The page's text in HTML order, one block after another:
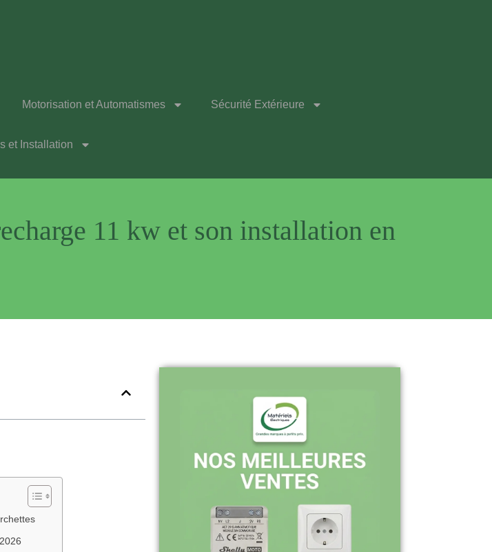
Motorisation et Automatismes Sécurité Extérieure
et Installation
11 kw et son installation en
Pourquoi nous choisir ?
à jour sur le site